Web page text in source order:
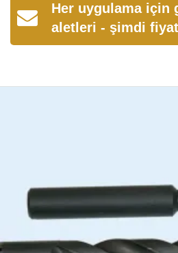
Her uygulama için
aletleri - şimdi